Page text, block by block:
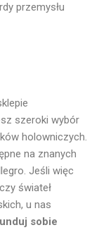
przemysłu
szeroki wybór
holowniczych.
na znanych
Jeśli więc
świateł
u nas
sobie